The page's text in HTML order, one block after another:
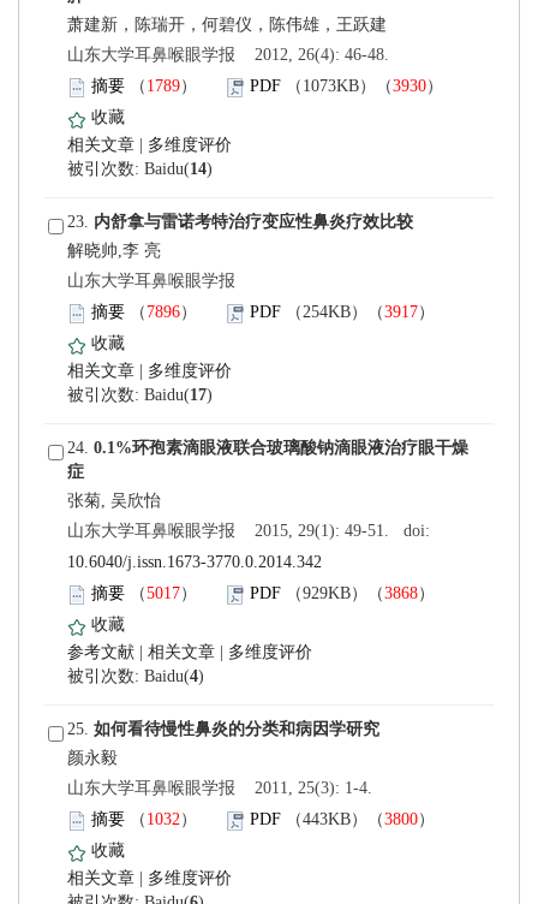
山东大学耳鼻喉眼学报 2012, 26(4): 46-48.
）
）
)
23.
解晓帅,李 亮
山东大学耳鼻喉眼学报
）
）
)
24.
山东大学耳鼻喉眼学报 2015, 29(1): 49-51. doi:
10.6040/j.issn.1673-3770.0.2014.342
）
）
)
25.
山东大学耳鼻喉眼学报 2011, 25(3): 1-4.
）
）